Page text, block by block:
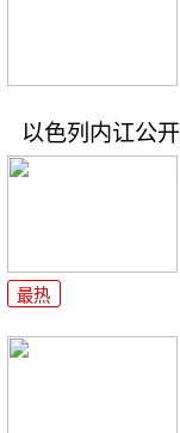
以色列内讧公
最热